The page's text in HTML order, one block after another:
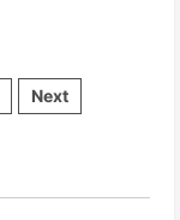
Next